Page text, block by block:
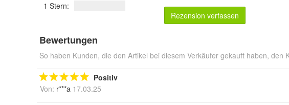
1 Stern:
Rezension verfassen
Bewertungen
So haben Kunden, die den Artikel bei diesem Verkäufer gekauft haben, den
Positiv
Von: r***a 17.03.25